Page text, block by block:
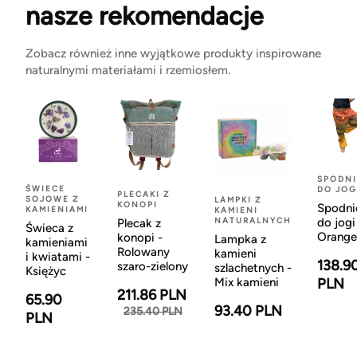
nasze rekomendacje
Zobacz również inne wyjątkowe produkty inspirowane
naturalnymi materiałami i rzemiosłem.
ŚWIECE
SOJOWE Z
KAMIENIAMI
Świeca z
kamieniami
i kwiatami -
Księżyc
65.90
PLN
PLECAKI Z
KONOPI
Plecak z
konopi -
Rolowany
szaro-zielony
211.86 PLN
235.40 PLN
LAMPKI Z
KAMIENI
NATURALNYCH
Lampka z
kamieni
szlachetnych -
Mix kamieni
93.40 PLN
DO
do
Orange
PLN